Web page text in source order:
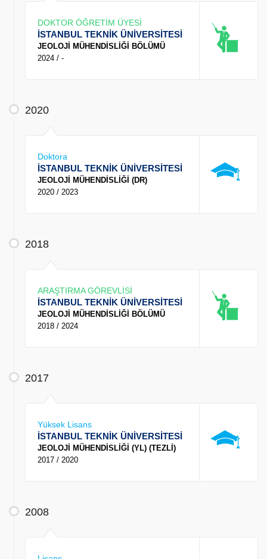
DOKTOR ÖĞRETİM ÜYESİ
İSTANBUL TEKNİK ÜNİVERSİTESİ
JEOLOJİ MÜHENDİSLİĞİ BÖLÜMÜ
2024 / -
2020
Doktora
İSTANBUL TEKNİK ÜNİVERSİTESİ
JEOLOJİ MÜHENDİSLİĞİ (DR)
2020 / 2023
2018
ARAŞTIRMA GÖREVLİSİ
İSTANBUL TEKNİK ÜNİVERSİTESİ
JEOLOJİ MÜHENDİSLİĞİ BÖLÜMÜ
2018 / 2024
2017
Yüksek Lisans
İSTANBUL TEKNİK ÜNİVERSİTESİ
JEOLOJİ MÜHENDİSLİĞİ (YL) (TEZLİ)
2017 / 2020
2008